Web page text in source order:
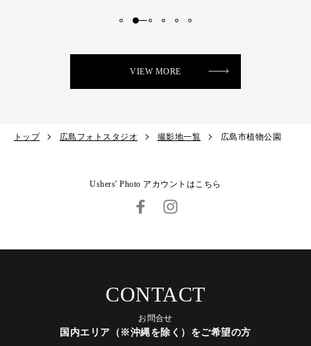
VIEW MORE
トップ 広島フォトスタジオ 撮影地一覧 広島市植物公園
Ushers' Photo アカウントはこちら
CONTACT
お問合せ
国内エリア（※沖縄を除く）をご希望の方